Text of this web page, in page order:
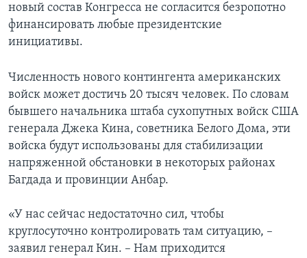
Learning English
Языки
новый состав Конгресса не согласится безропотно
финансировать любые президентские
инициативы.
Численность нового контингента американских
войск может достичь 20 тысяч человек. По словам
бывшего начальника штаба сухопутных войск США
генерала Джека Кина, советника Белого Дома, эти
войска будут использованы для стабилизации
напряженной обстановки в некоторых районах
Багдада и провинции Анбар.
«У нас сейчас недостаточно сил, чтобы
круглосуточно контролировать там ситуацию, –
заявил генерал Кин. – Нам приходится